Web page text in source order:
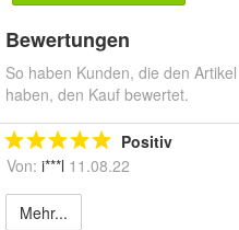
Bewertungen
So haben Kunden, die den
haben, den Kauf bewertet.
Positiv
Von: i***l 11.08.22
Mehr...